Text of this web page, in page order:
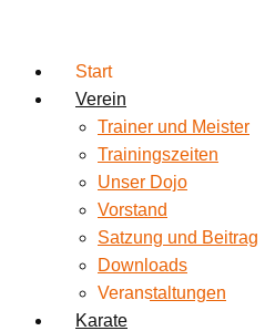
Start
Verein
Trainer und Meister
Trainingszeiten
Unser Dojo
Vorstand
Satzung und Beitrag
Downloads
Veranstaltungen
Karate